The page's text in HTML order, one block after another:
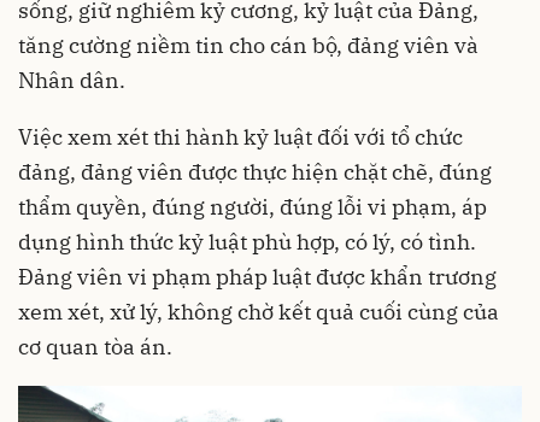
sống, giữ nghiêm kỷ cương, kỷ luật của Đảng,
tăng cường niềm tin cho cán bộ, đảng viên và
Nhân dân.
Việc xem xét thi hành kỷ luật đối với tổ chức
đảng, đảng viên được thực hiện chặt chẽ, đúng
thẩm quyền, đúng người, đúng lỗi vi phạm, áp
dụng hình thức kỷ luật phù hợp, có lý, có tình.
Đảng viên vi phạm pháp luật được khẩn trương
xem xét, xử lý, không chờ kết quả cuối cùng của
cơ quan tòa án.